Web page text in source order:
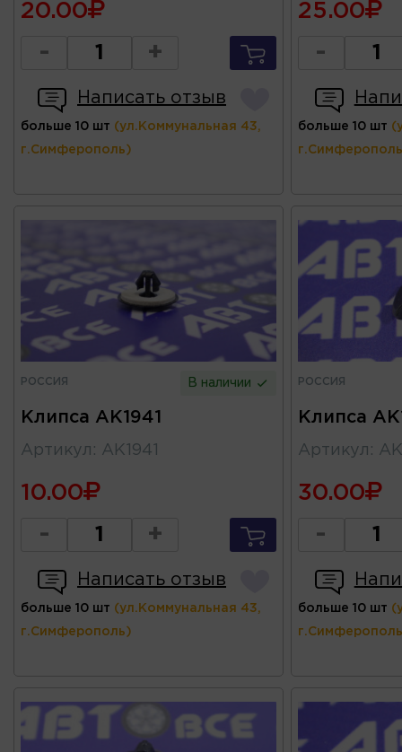
20.00
- +
Написать отзыв
больше 10 шт (ул.Коммунальная 43,
г.Симферополь)
25.00
-
больше 10 шт
РОССИЯ В наличии
Клипса AK1941
Артикул : AK1941
10.00
- +
Написать отзыв
больше 10 шт (ул.Коммунальная 43,
г.Симферополь)
РОССИЯ
Клипса
Артикул :
30.00
-
больше 10 шт